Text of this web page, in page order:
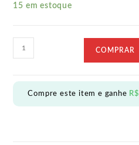
15 em estoque
TIN
LOURO
7.1
COMPRAR
Compre este item e ganhe R$